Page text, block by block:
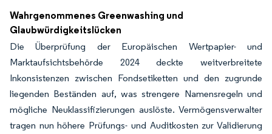
Wahrgenommenes Greenwashing und
Glaubwürdigkeitslücken
Die Überprüfung der Europäischen Wertpapier- und
Marktaufsichtsbehörde 2024 deckte weitverbreitete
Inkonsistenzen zwischen Fondsetiketten und den zugrunde
liegenden Beständen auf, was strengere Namensregeln und
mögliche Neuklassifizierungen auslöste. Vermögensverwalter
tragen nun höhere Prüfungs- und Auditkosten zur Validierung